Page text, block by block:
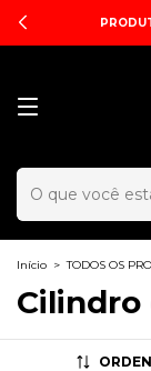
Início > TODOS OS
Cilindro